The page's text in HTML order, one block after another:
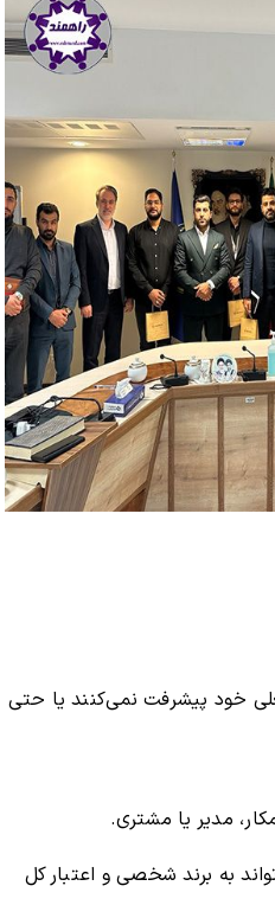
خود پیشرفت نمی‌کنند یا حتی
مدیر یا مشتری.
به برند شخصی و اعتبار کل